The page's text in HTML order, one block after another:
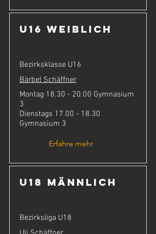
U16 weiblich
Bezirksklasse U16
Bärbel Schäffner
Montag 18.30 - 20.00 Gymnasium
3
Dienstags 17.00 - 18.30
Gymnasium 3
Erfahre mehr
U18 männlich
Bezirksliga U18